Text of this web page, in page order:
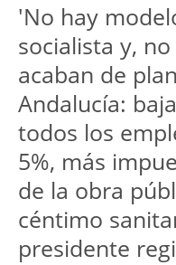
'No hay
socialista y,
acaban de
Andalucía:
todos los
5%, más
de la obra
céntimo
presidente